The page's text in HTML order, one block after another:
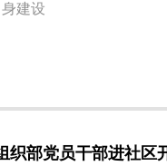
身建设
织部党员干部进社区